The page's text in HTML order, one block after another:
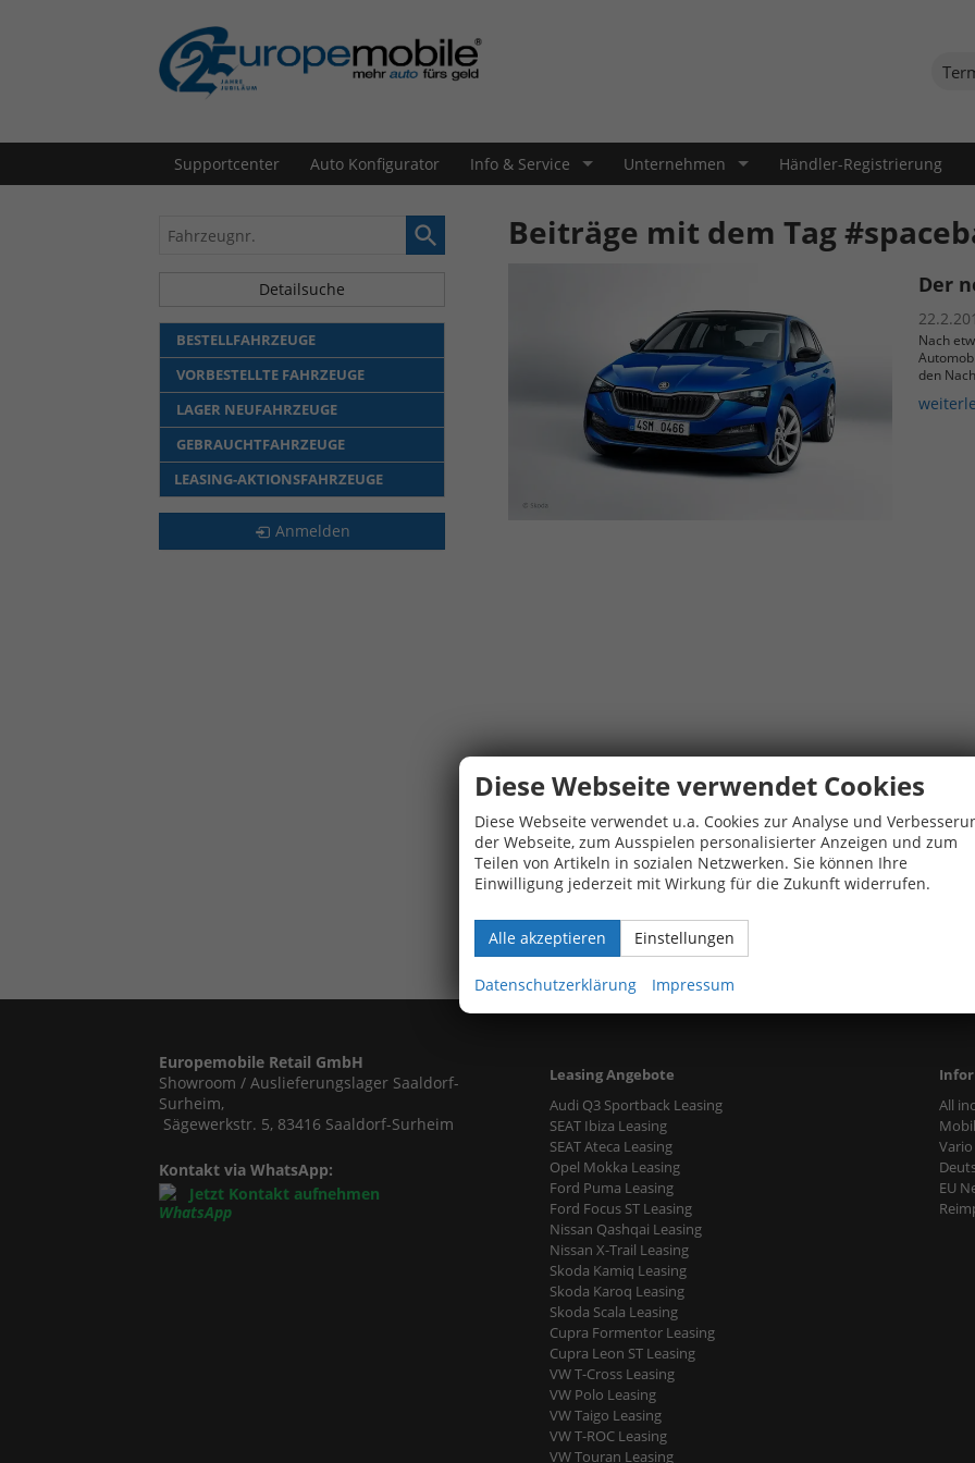
Supportcenter Auto Konfigurator Info & Service Unternehmen Händler-Registrierung
Beiträge mit dem Tag
Der
Nach
den
Fahrzeugnr.
Detailsuche
BESTELLFAHRZEUGE
VORBESTELLTE FAHRZEUGE
LAGER NEUFAHRZEUGE
GEBRAUCHTFAHRZEUGE
LEASING-AKTIONSFAHRZEUGE
Anmelden
Europemobile Retail GmbH
Showroom / Auslieferungslager Saaldorf-
Surheim,
Sägewerkstr. 5, 83416 Saaldorf-Surheim
Kontakt via WhatsApp:
Jetzt Kontakt aufnehmen
Leasing Angebote
Audi Q3 Sportback Leasing
SEAT Ibiza Leasing
SEAT Ateca Leasing
Opel Mokka Leasing
Ford Puma Leasing
Ford Focus ST Leasing
Nissan Qashqai Leasing
Nissan X-Trail Leasing
Skoda Kamiq Leasing
Skoda Karoq Leasing
Skoda Scala Leasing
Cupra Formentor Leasing
Cupra Leon ST Leasing
VW T-Cross Leasing
VW Polo Leasing
VW Taigo Leasing
VW T-ROC Leasing
VW Touran Leasing
All
EU
Diese Webseite verwendet Cookies
Diese Webseite verwendet u.a. Cookies zur Analyse und
der Webseite, zum Ausspielen personalisierter Anzeigen und zum
Teilen von Artikeln in sozialen Netzwerken. Sie können Ihre
Einwilligung jederzeit mit Wirkung für die Zukunft widerrufen.
Alle akzeptieren Einstellungen
Datenschutzerklärung Impressum